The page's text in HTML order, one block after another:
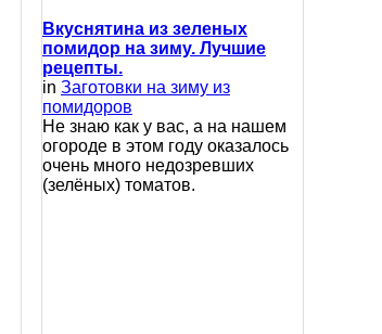
Вкуснятина из зеленых
помидор на зиму. Лучшие
рецепты.
in Заготовки на зиму из
помидоров
Не знаю как у вас, а на нашем
огороде в этом году оказалось
очень много недозревших
(зелёных) томатов.